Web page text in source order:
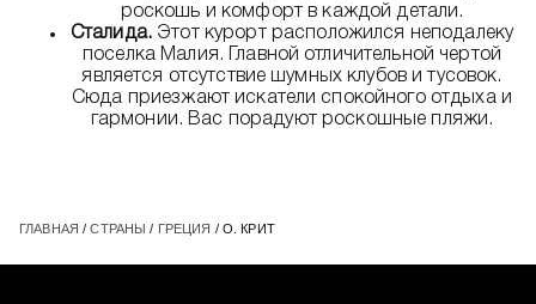
роскошь и комфорт в каждой детали.
Сталида. Этот курорт расположился неподалеку
поселка Малия. Главной отличительной чертой
является отсутствие шумных клубов и тусовок.
Сюда приезжают искатели спокойного отдыха и
гармонии. Вас порадуют роскошные пляжи.
ГЛАВНАЯ /СТРАНЫ / ГРЕЦИЯ / О. КРИТ